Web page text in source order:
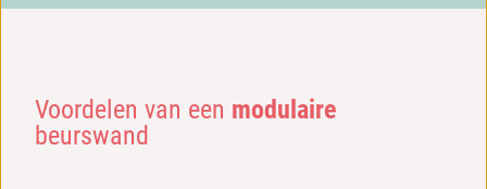
Voordelen van een modulaire
beurswand